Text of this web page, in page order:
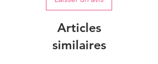
Articles
similaires